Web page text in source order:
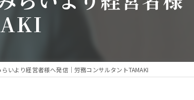
いより経営者様へ発信｜労務コンサルタントTAMAKI